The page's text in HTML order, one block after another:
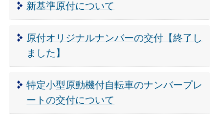
新基準原付について
原付オリジナルナンバーの交付【終了し
ました】
特定小型原動機付自転車のナンバープレ
ートの交付について